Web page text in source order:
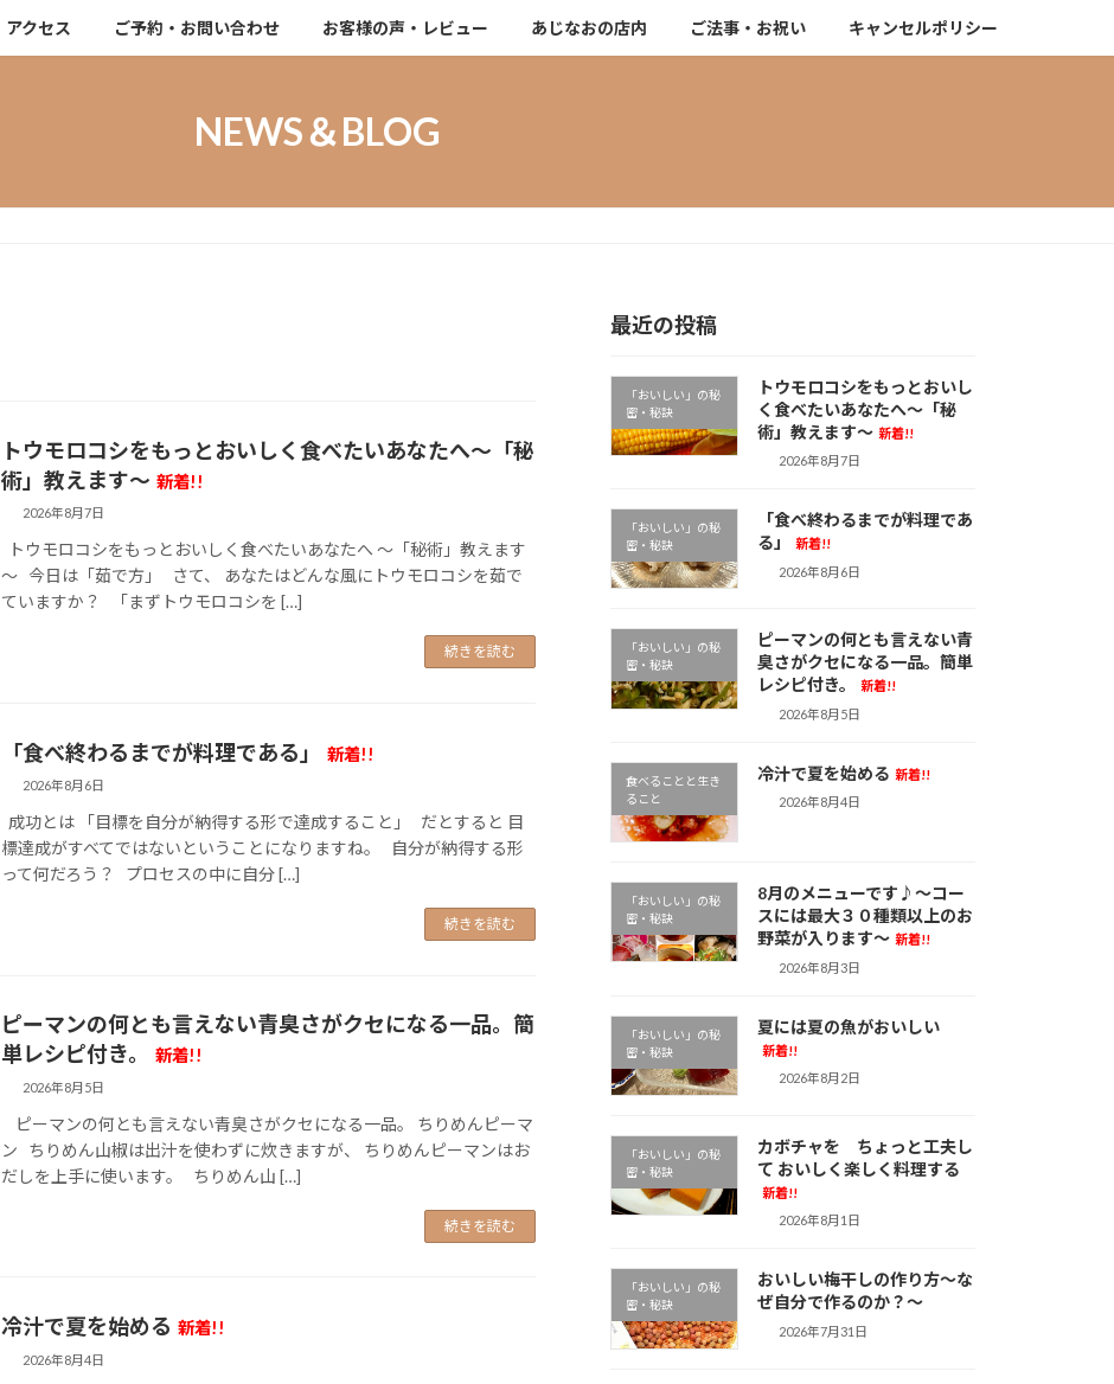
アクセス ご予約・お問い合わせ お客様の声・レビュー あじなおの店内 ご法事・お祝い キャンセルポリシー
NEWS＆BLOG
トウモロコシをもっとおいしく食べたいあなたへ～「秘
術」教えます～ 新着!!
2026年8月7日
トウモロコシをもっとおいしく食べたいあなたへ ～「秘術」教えます
～ 今日は「茹で方」 さて、 あなたはどんな風にトウモロコシを茹で
ていますか？ 「まずトウモロコシを […]
続きを読む
「食べ終わるまでが料理である」 新着!!
2026年8月6日
成功とは 「目標を自分が納得する形で達成すること」 だとすると 目
標達成がすべてではないということになりますね。 自分が納得する形
って何だろう？ プロセスの中に自分 […]
続きを読む
ピーマンの何とも言えない青臭さがクセになる一品。簡
単レシピ付き。
新着!!
2026年8月5日
ピーマンの何とも言えない青臭さがクセになる一品。 ちりめんピーマ
ン ちりめん山椒は出汁を使わずに炊きますが、 ちりめんピーマンはお
だしを上手に使います。 ちりめん山 […]
続きを読む
冷汁で夏を始める 新着!!
2026年8月4日
最近の投稿
「おいしい」の秘
密・秘訣
トウモロコシをもっとおいし
く食べたいあなたへ～「秘
術」教えます～ 新着!!
2026年8月7日
「おいしい」の秘
密・秘訣
「食べ終わるまでが料理であ
る」
新着!!
2026年8月6日
「おいしい」の秘
密・秘訣
ピーマンの何とも言えない青
臭さがクセになる一品。簡単
レシピ付き。
新着!!
2026年8月5日
食べることと生き
ること
冷汁で夏を始める 新着!!
2026年8月4日
「おいしい」の秘
密・秘訣
8月のメニューです♪～コー
スには最大３０種類以上のお
野菜が入ります～ 新着!!
2026年8月3日
「おいしい」の秘
密・秘訣
夏には夏の魚がおいしい
新着!!
2026年8月2日
「おいしい」の秘
密・秘訣
カボチャを ちょっと工夫し
て おいしく楽しく料理する
新着!!
2026年8月1日
「おいしい」の秘
密・秘訣
おいしい梅干しの作り方～な
ぜ自分で作るのか？～
2026年7月31日